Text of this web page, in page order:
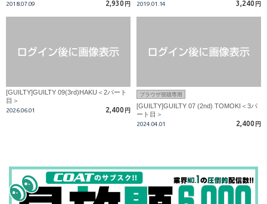
2018.07.09 2,930 円 2019.01.14 3,240 円
[GUILTY]GUILTY 09(3rd)HAKU＜2パート
目＞
2026.06.01 2,400 円
ブラウザ視聴専用
[GUILTY]GUILTY 07 (2nd) TOMOKI＜3パ
ート目＞
2024.04.01 2,400 円